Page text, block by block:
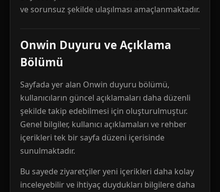
ve sorunsuz şekilde ulaşılması amaçlanmaktadır.
Onwin Duyuru ve Açıklama
Bölümü
Sayfada yer alan Onwin duyuru bölümü,
kullanıcıların güncel açıklamaları daha düzenli
şekilde takip edebilmesi için oluşturulmuştur.
Genel bilgiler, kullanıcı açıklamaları ve rehber
içerikleri tek bir sayfa düzeni içerisinde
sunulmaktadır.
Bu sayede ziyaretçiler yeni içerikleri daha kolay
inceleyebilir ve ihtiyaç duydukları bilgilere daha